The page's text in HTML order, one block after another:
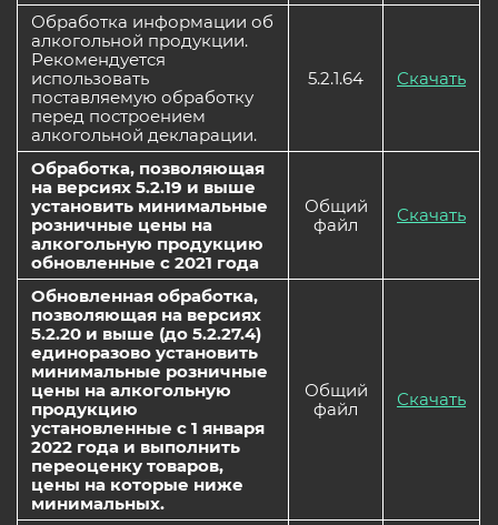
Обработка информации об
алкогольной продукции.
Рекомендуется
использовать
поставляемую обработку
перед построением
алкогольной декларации.
5.2.1.64 Скачать
Обработка, позволяющая
на версиях 5.2.19 и выше
установить минимальные
розничные цены на
алкогольную продукцию
обновленные с 2021 года
Общий
файл
Скачать
Обновленная обработка,
позволяющая на версиях
5.2.20 и выше (до 5.2.27.4)
единоразово установить
минимальные розничные
цены на алкогольную
продукцию
установленные с 1 января
2022 года и выполнить
переоценку товаров,
цены на которые ниже
минимальных.
Общий
файл
Скачать